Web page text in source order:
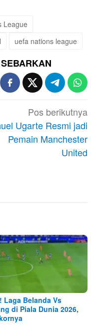
League
uefa nations league
SEBARKAN
Pos berikutnya
Ugarte Resmi jadi
Pemain Manchester
United
Laga Belanda Vs
di Piala Dunia 2026,